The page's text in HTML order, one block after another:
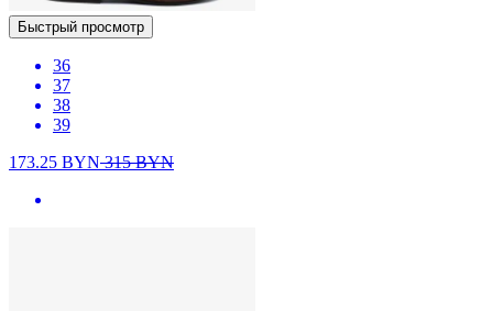
Быстрый просмотр
36
37
38
39
173.25 BYN315BYN